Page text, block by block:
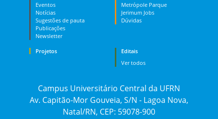
Eventos
Notícias
Sugestões de pauta
Publicações
Newsletter
Metrópole Parque
Jerimum Jobs
Dúvidas
Projetos
Editais
Ver todos
Campus Universitário Central da UFRN
Av. Capitão-Mor Gouveia, S/N - Lagoa Nova,
Natal/RN, CEP: 59078-900